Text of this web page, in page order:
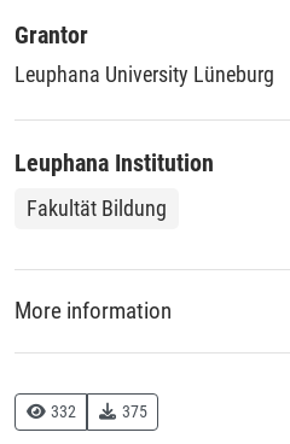
332 375
Grantor
Leuphana University Lüneburg
Leuphana Institution
Fakultät Bildung
More information
370 :: Bildung und Erziehung